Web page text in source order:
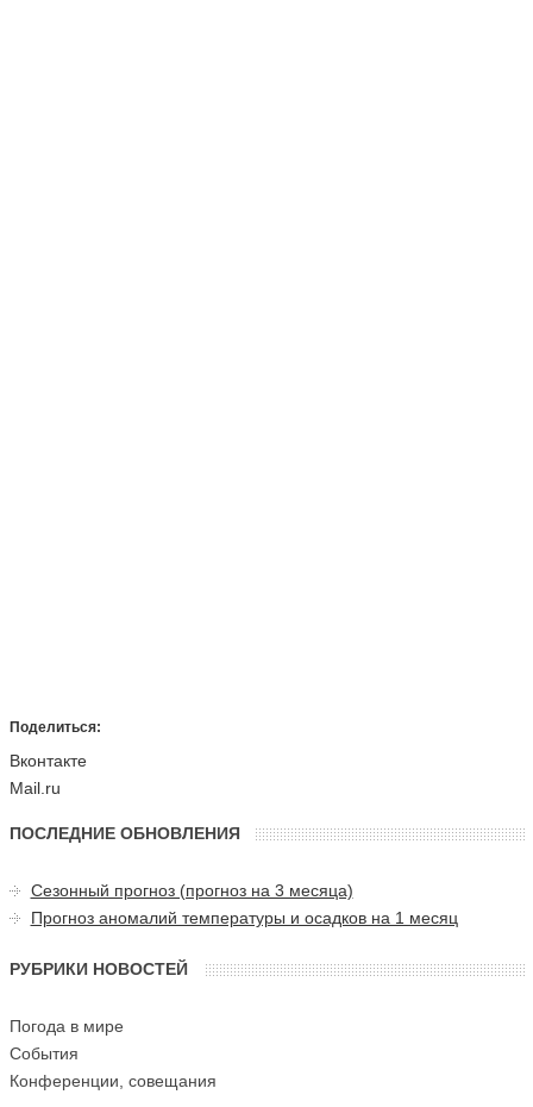
Поделиться:
Вконтакте
Mail.ru
ПОСЛЕДНИЕ ОБНОВЛЕНИЯ
Сезонный прогноз (прогноз на 3 месяца)
Прогноз аномалий температуры и осадков на 1 месяц
РУБРИКИ НОВОСТЕЙ
Погода в мире
События
Конференции, совещания